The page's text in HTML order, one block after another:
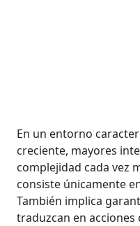
En un entorno
creciente, mayores
complejidad cada vez
consiste únicamente
También implica
traduzcan en